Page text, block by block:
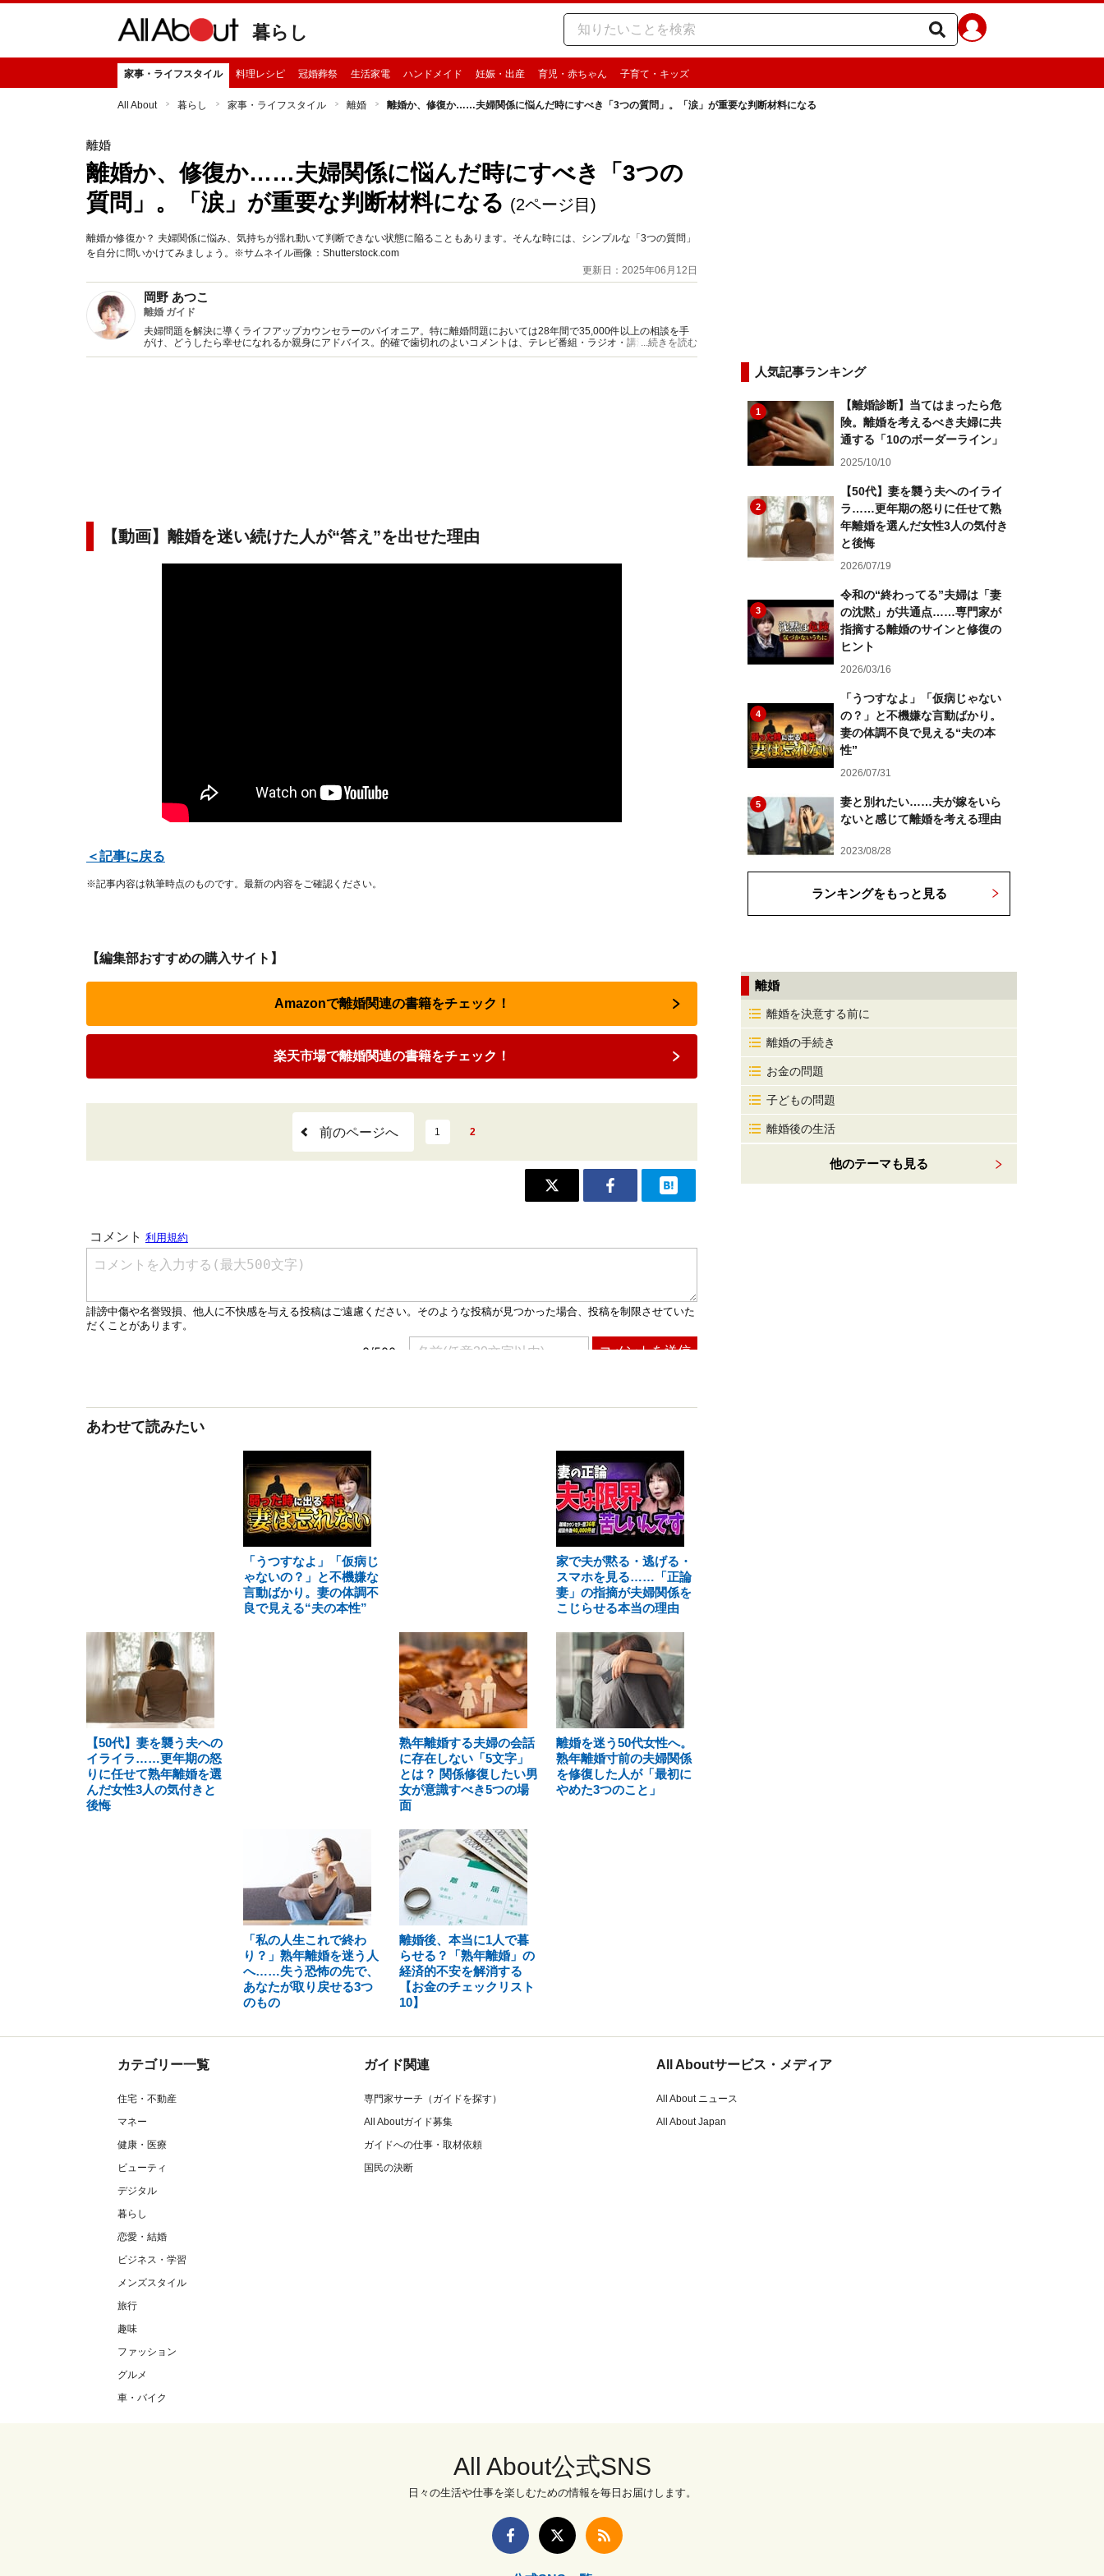
暮らし
家事・ライフスタイル 料理レシピ 冠婚葬祭 生活家電 ハンドメイド 妊娠・出産 育児・赤ちゃん 子育て・キッズ
All About 暮らし 家事・ライフスタイル 離婚 離婚か、修復か……夫婦関係に悩んだ時にすべき「3つの質問」。「涙」が重要な判断材料になる
離婚
離婚か、修復か……夫婦関係に悩んだ時にすべき「3つの
質問」。「涙」が重要な判断材料になる (2ページ目)
離婚か修復か？ 夫婦関係に悩み、気持ちが揺れ動いて判断できない状態に陥ることもあります。そんな時には、シンプルな「3つの質問」
を自分に問いかけてみましょう。※サムネイル画像：Shutterstock.com
更新日：2025年06月12日
岡野 あつこ
離婚 ガイド
夫婦問題を解決に導くライフアップカウンセラーのパイオニア。特に離婚問題においては28年間で35,000件以上の相談を手
がけ、どうしたら幸せになれるか親身にアドバイス。的確で歯切れのよいコメントは、テレビ番組・ラジオ・講演などでも、
多くの人の共感を得ている。元祖･離婚カウンセラー養成講座を開講中。
...続きを読む
【動画】離婚を迷い続けた人が“答え”を出せた理由
＜記事に戻る
※記事内容は執筆時点のものです。最新の内容をご確認ください。
【編集部おすすめの購入サイト】
Amazonで離婚関連の書籍をチェック！
楽天市場で離婚関連の書籍をチェック！
前のページへ 1 2
あわせて読みたい
「うつすなよ」「仮病じ
ゃないの？」と不機嫌な
言動ばかり。妻の体調不
良で見える“夫の本性”
家で夫が黙る・逃げる・
スマホを見る……「正論
妻」の指摘が夫婦関係を
こじらせる本当の理由
【50代】妻を襲う夫への
イライラ……更年期の怒
りに任せて熟年離婚を選
んだ女性3人の気付きと
後悔
熟年離婚する夫婦の会話
に存在しない「5文字」
とは？ 関係修復したい男
女が意識すべき5つの場
面
離婚を迷う50代女性へ。
熟年離婚寸前の夫婦関係
を修復した人が「最初に
やめた3つのこと」
「私の人生これで終わ
り？」熟年離婚を迷う人
へ……失う恐怖の先で、
あなたが取り戻せる3つ
のもの
離婚後、本当に1人で暮
らせる？「熟年離婚」の
経済的不安を解消する
【お金のチェックリスト
10】
人気記事ランキング
1
【離婚診断】当てはまったら危
険。離婚を考えるべき夫婦に共
通する「10のボーダーライン」
2025/10/10
2
【50代】妻を襲う夫へのイライ
ラ……更年期の怒りに任せて熟
年離婚を選んだ女性3人の気付き
と後悔
2026/07/19
3
令和の“終わってる”夫婦は「妻
の沈黙」が共通点……専門家が
指摘する離婚のサインと修復の
ヒント
2026/03/16
4
「うつすなよ」「仮病じゃない
の？」と不機嫌な言動ばかり。
妻の体調不良で見える“夫の本
性”
2026/07/31
5
妻と別れたい……夫が嫁をいら
ないと感じて離婚を考える理由
2023/08/28
ランキングをもっと見る
離婚
離婚を決意する前に
離婚の手続き
お金の問題
子どもの問題
離婚後の生活
他のテーマも見る
カテゴリー一覧
住宅・不動産
マネー
健康・医療
ビューティ
デジタル
暮らし
恋愛・結婚
ビジネス・学習
メンズスタイル
旅行
趣味
ファッション
グルメ
車・バイク
ガイド関連
専門家サーチ（ガイドを探す）
All Aboutガイド募集
ガイドへの仕事・取材依頼
国民の決断
All Aboutサービス・メディア
All About ニュース
All About Japan
All About公式SNS
日々の生活や仕事を楽しむための情報を毎日お届けします。